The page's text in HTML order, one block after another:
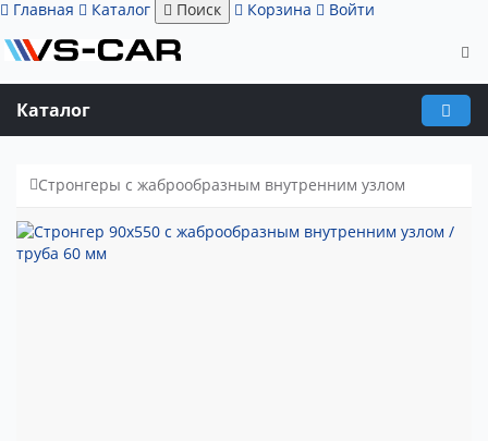
Главная Каталог Поиск Корзина Войти
Каталог
Стронгеры с жаброобразным внутренним узлом